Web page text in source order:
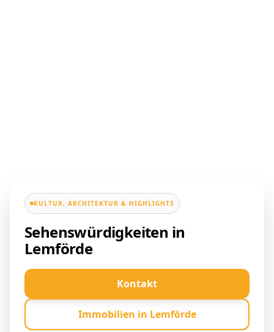
KULTUR, ARCHITEKTUR & HIGHLIGHTS
Sehenswürdigkeiten in
Lemförde
Kontakt
Immobilien in Lemförde